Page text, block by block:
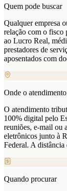
Quem pode buscar
Qualquer empresa
relação com o fisco
ao Lucro Real,
prestadores de
aposentados com
Onde o
O atendimento
100% digital pelo
reuniões, e-mail ou
eletrônicos junto à
Federal. A
Quando procurar